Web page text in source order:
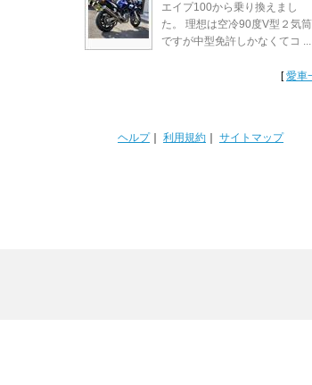
エイプ100から乗り換えまし
た。 理想は空冷90度V型２気筒
ですが中型免許しかなくてコ ...
[愛車
ヘルプ｜ 利用規約 サイトマップ